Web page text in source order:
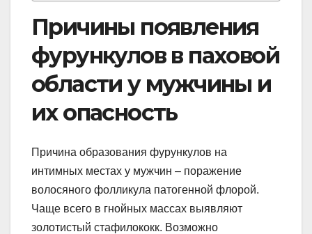
Причины появления
фурункулов в паховой
области у мужчины и
их опасность
Причина образования фурункулов на
интимных местах у мужчин – поражение
волосяного фолликула патогенной флорой.
Чаще всего в гнойных массах выявляют
золотистый стафилококк. Возможно